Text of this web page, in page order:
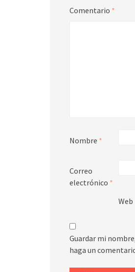
Comentario *
Nombre *
Correo
electrónico *
Web
Guardar mi
haga un